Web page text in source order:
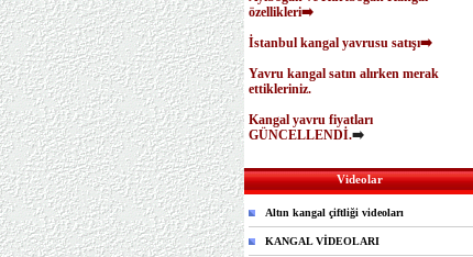
özellikleri➡️
İstanbul kangal yavrusu satışı➡️
Yavru kangal satın alırken merak
ettikleriniz.
Kangal yavru fiyatları
GÜNCELLENDİ.➡️
Videolar
Altın kangal çiftliği videoları
KANGAL VİDEOLARI